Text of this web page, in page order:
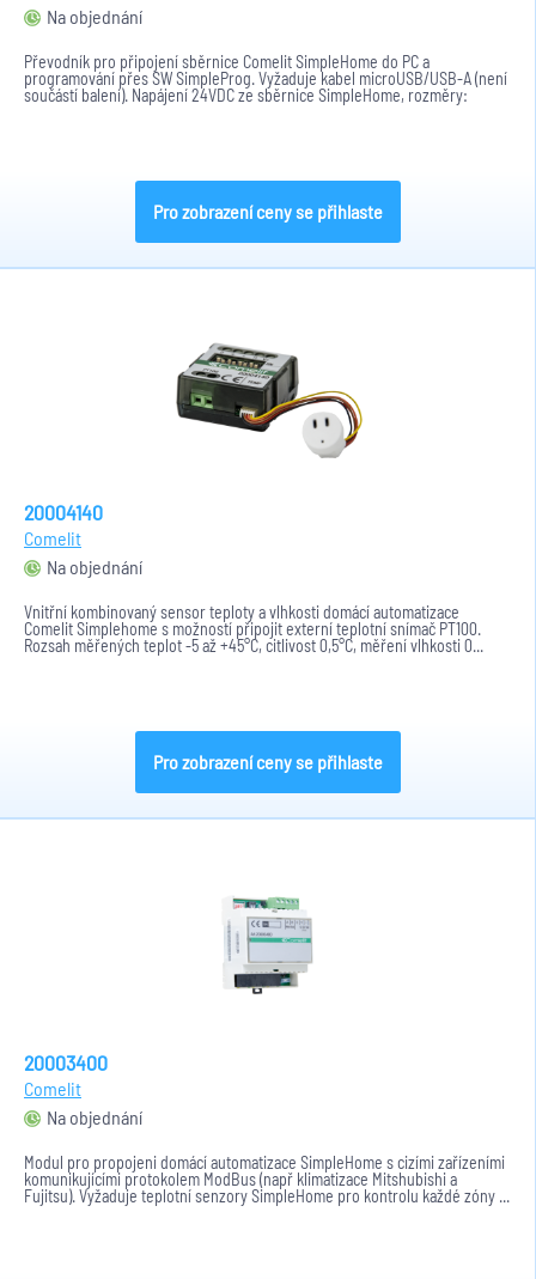
Na objednání
Převodník pro připojení sběrnice Comelit SimpleHome do PC a
programování přes SW SimpleProg. Vyžaduje kabel microUSB/USB-A (není
součástí balení). Napájení 24VDC ze sběrnice SimpleHome, rozměry:
Pro zobrazení ceny se přihlaste
20004140
Comelit
Na objednání
Vnitřní kombinovaný sensor teploty a vlhkosti domácí automatizace
Comelit Simplehome s možností připojit externí teplotní snímač PT100.
Rozsah měřených teplot -5 až +45°C, citlivost 0,5°C, měření vlhkosti 0...
Pro zobrazení ceny se přihlaste
20003400
Comelit
Na objednání
Modul pro propojeni domácí automatizace SimpleHome s cizími zařízeními
komunikujícími protokolem ModBus (např klimatizace Mitshubishi a
Fujitsu). Vyžaduje teplotní senzory SimpleHome pro kontrolu každé zóny ...